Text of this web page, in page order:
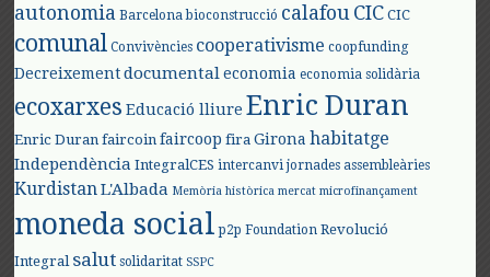
autonomia Barcelona bioconstrucció calafou CIC CIC
comunal Convivències cooperativisme coopfunding
Decreixement documental economia economia solidària
ecoxarxes Educació lliure Enric Duran
Enric Duran faircoin faircoop fira Girona habitatge
Independència IntegralCES intercanvi jornades assembleàries
KurdistanL'Albada Memòria històrica mercat microfinançament
moneda social p2p Foundation Revolució
Integral salut solidaritat SSPC